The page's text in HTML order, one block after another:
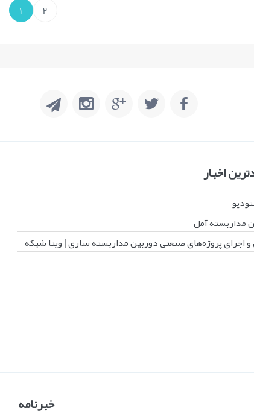
1 2
اخبار
مداربسته آمل
و اجرای پروژه‌های صنعتی دوربین مداربسته ساری | وینا شبکه
خبرنامه